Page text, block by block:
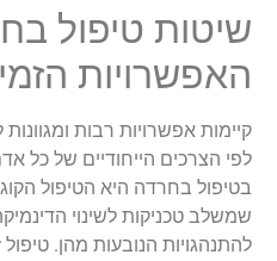
שיטות טיפול
האפשרויות
קיימות אפשרויות רבות
לפי הצרכים הייחודיים של כל
שמשלב טכניקות לשינוי
להתנהגויות הנובעות מהן.